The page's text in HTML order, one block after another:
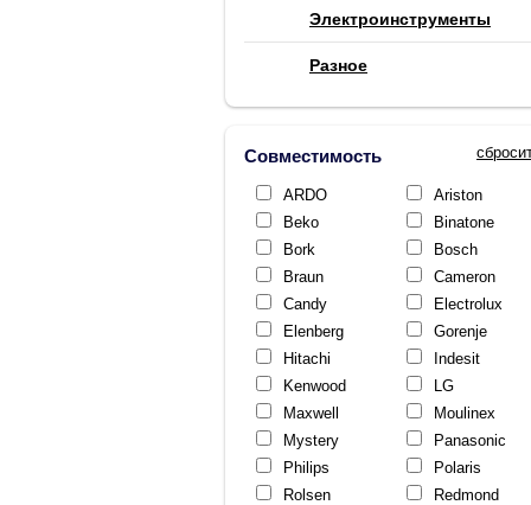
Электроинструменты
Разное
Совместимость
ARDO
Ariston
Beko
Binatone
Bork
Bosch
Braun
Cameron
Candy
Electrolux
Elenberg
Gorenje
Hitachi
Indesit
Kenwood
LG
Maxwell
Moulinex
Mystery
Panasonic
Philips
Polaris
Rolsen
Redmond